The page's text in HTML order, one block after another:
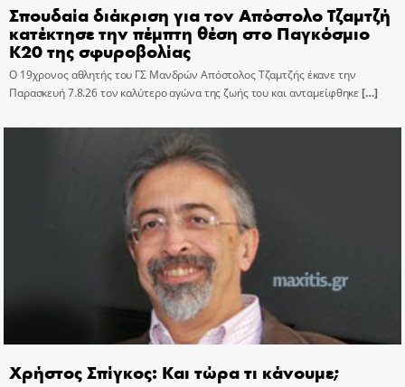
Σπουδαία διάκριση για τον Απόστολο Τζαμτζή
κατέκτησε την πέμπτη θέση στο Παγκόσμιο
Κ20 της σφυροβολίας
Ο 19χρονος αθλητής του ΓΣ Μανδρών Απόστολος Τζαμτζής έκανε την
Παρασκευή 7.8.26 τον καλύτερο αγώνα της ζωής του και ανταμείφθηκε[…]
Χρήστος Σπίγκος: Και τώρα τι κάνουμε;